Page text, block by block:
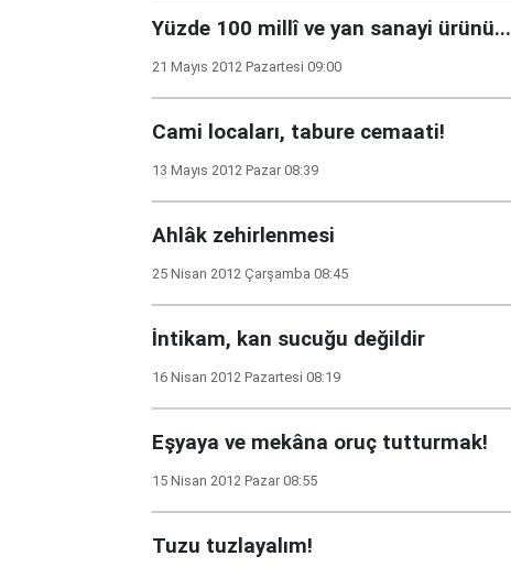
Yüzde 100 millî ve yan sanayi ürünü...
21 Mayıs 2012 Pazartesi 09:00
Cami locaları, tabure cemaati!
13 Mayıs 2012 Pazar 08:39
Ahlâk zehirlenmesi
25 Nisan 2012 Çarşamba 08:45
İntikam, kan sucuğu değildir
16 Nisan 2012 Pazartesi 08:19
Eşyaya ve mekâna oruç tutturmak!
15 Nisan 2012 Pazar 08:55
Tuzu tuzlayalım!